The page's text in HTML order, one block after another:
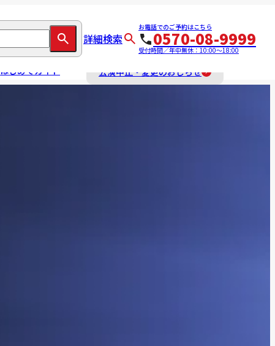
詳細検索
お電話でのご予約はこちら
0570-08-9999
受付時間／年中無休：10:00～18:00
はじめてガイド 公演中止・変更のおしらせ